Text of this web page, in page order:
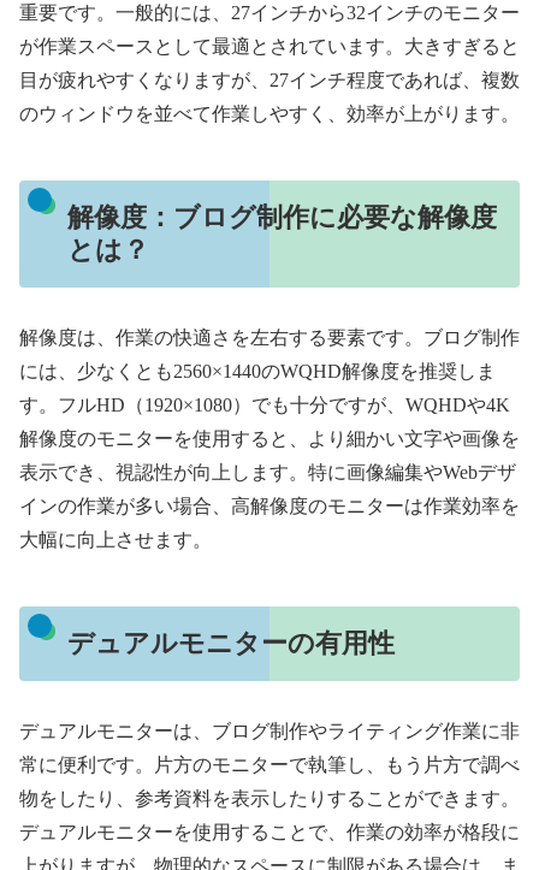
重要です。一般的には、27インチから32インチのモニター
が作業スペースとして最適とされています。大きすぎると
目が疲れやすくなりますが、27インチ程度であれば、複数
のウィンドウを並べて作業しやすく、効率が上がります。
解像度：ブログ制作に必要な解像度
とは？
解像度は、作業の快適さを左右する要素です。ブログ制作
には、少なくとも2560×1440のWQHD解像度を推奨しま
す。フルHD（1920×1080）でも十分ですが、WQHDや4K
解像度のモニターを使用すると、より細かい文字や画像を
表示でき、視認性が向上します。特に画像編集やWebデザ
インの作業が多い場合、高解像度のモニターは作業効率を
大幅に向上させます。
デュアルモニターの有用性
デュアルモニターは、ブログ制作やライティング作業に非
常に便利です。片方のモニターで執筆し、もう片方で調べ
物をしたり、参考資料を表示したりすることができます。
デュアルモニターを使用することで、作業の効率が格段に
上がりますが、物理的なスペースに制限がある場合は、ま